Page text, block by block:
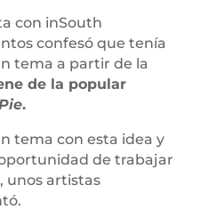
con inSouth
confesó que tenía
tema a partir de la
de la popular
.
tema con esta idea y
de trabajar
unos artistas